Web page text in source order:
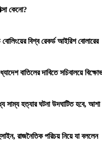
কেনো?
বিশ্ব রেকর্ড আইরিশ বোলারের
বাতিলের দাবিতে সচিবালয়ে
সাম্য হত্যার ঘটনা উদঘাটিত হবে, আশা
রাজনৈতিক পরিচয় নিয়ে যা বললেন